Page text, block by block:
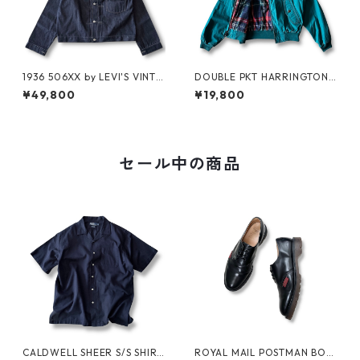
1936 506XX by LEVI'S VINTA
GE GLOTHING NO-WASH
¥49,800
DOUBLE PKT HARRINGTON J
KT by LANDS'END
¥19,800
セール中の商品
CALDWELL SHEER S/S SHIRT
ROYAL MAIL POSTMAN BOO